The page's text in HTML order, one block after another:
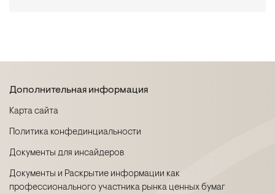
Дополнительная информация
Карта сайта
Политика конфединциальности
Документы для инсайдеров
Документы и Раскрытие информации как
профессионального участника рынка ценных бумаг